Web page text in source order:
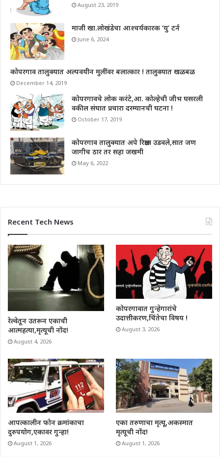
August 23, 2019
माजी खा.लोखंडेचा आश्चर्यकारक ‘यु’ टर्न
June 6, 2024
कोपरगाव तालुक्यात अल्पवयीन मुलींवर बलात्कार ! तालुक्यात खळबळ
December 14, 2019
कोपरगावचे लोक करंटे,आ. कोल्हेची जीभ घसरली
वकील संघात प्रचारा दरम्यानची घटना !
October 17, 2019
कोपरगाव तालुक्यात अपे रिक्षास उडवले,सात जण
जागीच ठार तर सहा जखमी
May 6, 2022
Recent Tech News
रेल्वेतून उतरून एकाची
आत्महत्या,मृत्यूची नोंद!
August 4, 2026
कोपरगावात गुन्हेगारांचे
उदात्तीकरण,चिंतेचा विषय !
August 3, 2026
आपत्कालीन फोन क्रमांकाचा
दुरुपयोग,एकावर गुन्हा!
August 1, 2026
एका तरुणाचा मृत्यू,अकस्मात
मृत्यूची नोंद!
August 1, 2026